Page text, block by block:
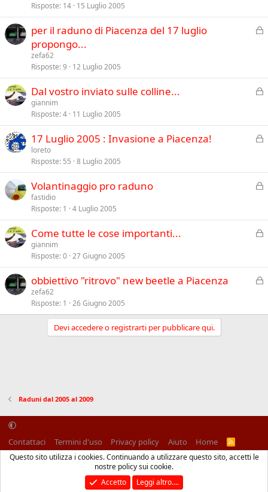
s
o
Risposte 14 15 Luglio 2005
C
s
o
per il raduno di Piacenza del 17 luglio
propongo...
zefa62
Risposte 9 12 Luglio 2005
C
u
s
Dal vostro inviato sulle colline...
giannim
Risposte 4 11 Luglio 2005
C
u
s
17 Luglio 2005 : Invasione a Piacenza!
loreto
Risposte 55 8 Luglio 2005
C
u
s
Volantinaggio pro raduno
fastidio
Risposte 1 4 Luglio 2005
C
u
s
Come tutte le cose importanti...
giannim
Risposte 0 27 Giugno 2005
C
u
obbiettivo "ritrovo" new beetle a Piacenza
zefa62
Risposte 1 26 Giugno 2005
Devi accedere o registrarti per pubblicare qui.
Raduni dal 2005 al 2009
Contattaci Termini d'uso Privacy policy Aiuto Home
R
S
S
Community platform by XenForo® © 2010-2025 XenForo Ltd.
Traduzione italiana Xenforo
Questo sito utilizza i cookies. Continuando a utilizzare questo sito, accetti le
nostre policy sui cookie.
Accetto
Leggi altro....